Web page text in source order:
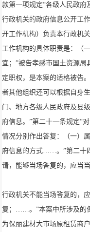
款第一项规定“各级人民政
行政机关的政府信息公开工
开工作机构）负责本行政机
工作机构的具体职责是：（
宜；”被告孝感市国土资源
定职权，是本案的适格被告
者其他组织还可以根据自身
门、地方各级人民政府及县
府信息。”第二十一条规定“
情况分别作出答复：（一）
府信息的方式……。”第二十
请，能够当场答复的，应当
行政机关不能当场答复的，
复；……。”本案中所涉及的
为保丽建材大市场原租赁商